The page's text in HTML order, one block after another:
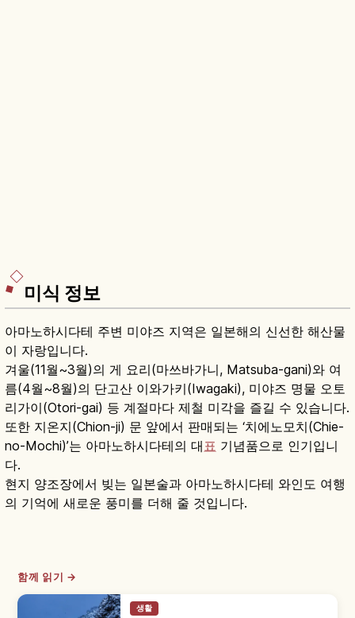
미식 정보
아마노하시다테 주변 미야즈 지역은 일본해의 신선한 해산물
이 자랑입니다.
겨울(11월~3월)의 게 요리(마쓰바가니, Matsuba-gani)와 여
름(4월~8월)의 단고산 이와가키(Iwagaki), 미야즈 명물 오토
리가이(Otori-gai) 등 계절마다 제철 미각을 즐길 수 있습니다.
또한 지온지(Chion-ji) 문 앞에서 판매되는 ‘치에노모치(Chie-
no-Mochi)’는 아마노하시다테의 대 표 기념품으로 인기입니
다.
현지 양조장에서 빚는 일본술과 아마노하시다테 와인도 여행
의 기억에 새로운 풍미를 더해 줄 것입니다.
함께 읽기 →
생활